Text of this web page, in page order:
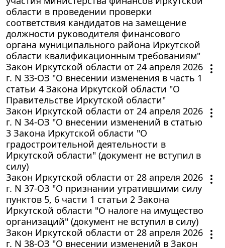
области в проведении проверки
соответствия кандидатов на замещение
должности руководителя финансового
органа муниципального района Иркутской
области квалификационным требованиям"
Закон Иркутской области от 24 апреля 2026
г. N 33-ОЗ "О внесении изменения в часть 1
статьи 4 Закона Иркутской области "О
Правительстве Иркутской области"
Закон Иркутской области от 24 апреля 2026
г. N 34-ОЗ "О внесении изменений в статью
3 Закона Иркутской области "О
градостроительной деятельности в
Иркутской области" (документ не вступил в
силу)
Закон Иркутской области от 28 апреля 2026
г. N 37-ОЗ "О признании утратившими силу
пунктов 5, 6 части 1 статьи 2 Закона
Иркутской области "О налоге на имущество
организаций" (документ не вступил в силу)
Закон Иркутской области от 28 апреля 2026
г. N 38-ОЗ "О внесении изменений в Закон